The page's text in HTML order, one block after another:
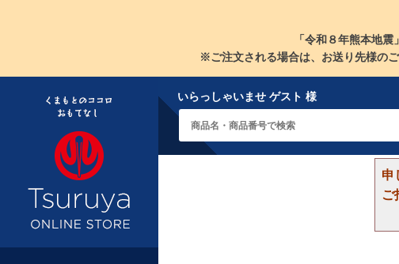
「令和８年熊本地
※ご注文される場合は、お送り先様の
いらっしゃいませ ゲスト 様
申
ご